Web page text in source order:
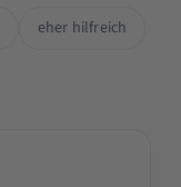
eher hilfreich